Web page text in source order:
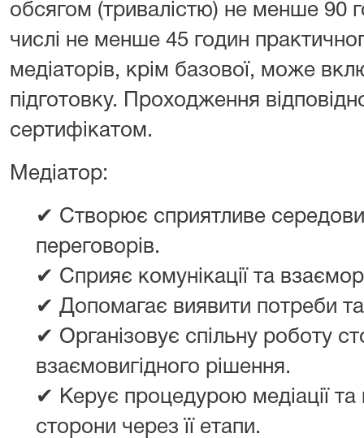
обсягом (тривалістю) не менше 90
числі не менше 45 годин
медіаторів, крім базової, може
підготовку. Проходження
сертифікатом.
Медіатор:
✔ Створює сприятливе
переговорів.
✔ Сприяє комунікації та
✔ Допомагає виявити потреби та
✔ Організовує спільну роботу
взаємовигідного рішення.
✔ Керує процедурою медіації
сторони через її етапи.